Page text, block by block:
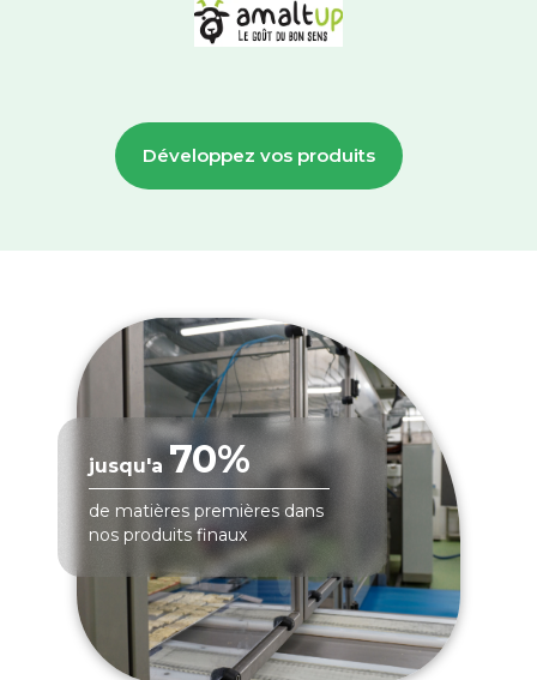
Développez vos produits
jusqu'a 70%
de matières premières dans
nos produits finaux